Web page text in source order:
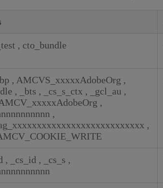
, cto_bundle
, AMCVS_xxxxxAdobeOrg ,
, _bts , _cs_s_ctx , _gcl_au ,
,
,
,
, _cs_id , _cs_s ,